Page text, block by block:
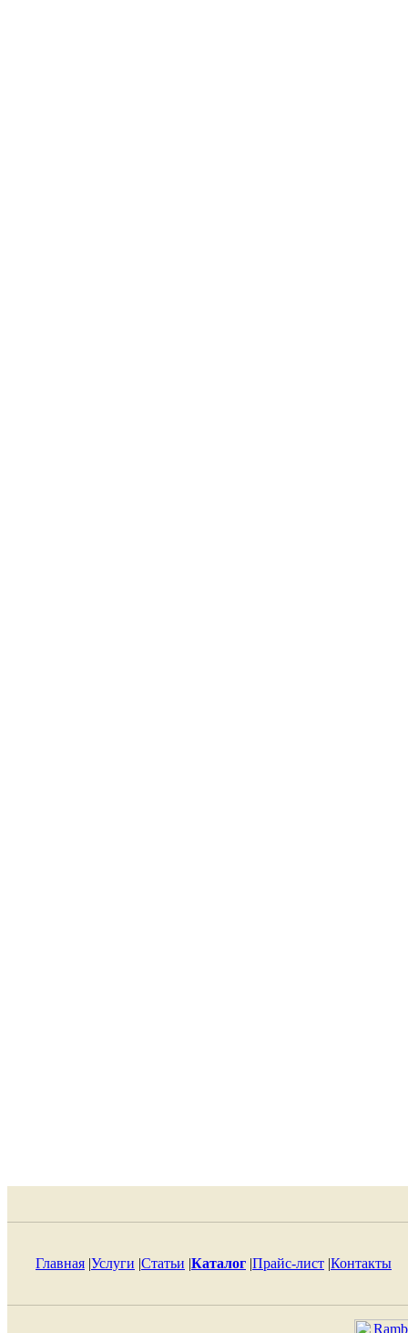
Главная |Услуги |Статьи |Каталог |Прайс-лист |Контакты